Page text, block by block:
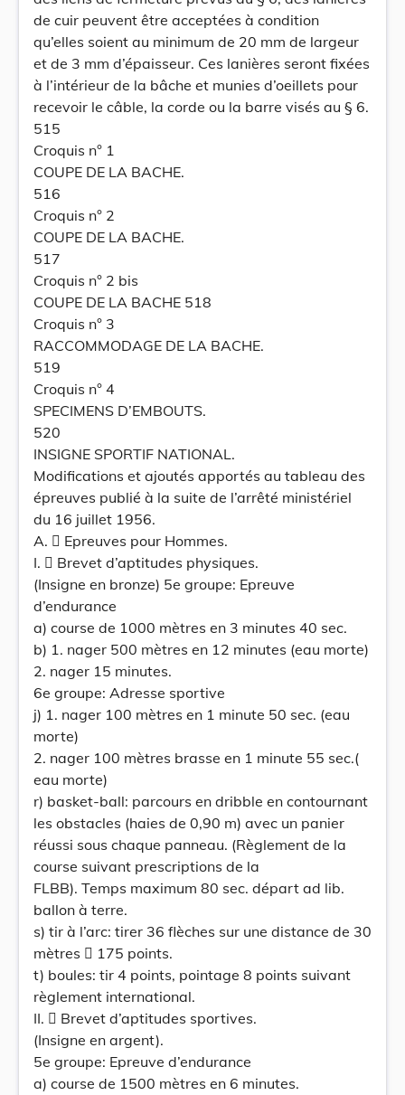
de cuir peuvent être acceptées à condition
qu’elles soient au minimum de 20 mm de largeur
et de 3 mm d’épaisseur. Ces lanières seront fixées
à l’intérieur de la bâche et munies d’oeillets pour
recevoir le câble, la corde ou la barre visés au § 6.
515
Croquis n° 1
COUPE DE LA BACHE.
516
Croquis n° 2
COUPE DE LA BACHE.
517
Croquis n° 2 bis
COUPE DE LA BACHE 518
Croquis n° 3
RACCOMMODAGE DE LA BACHE.
519
Croquis n° 4
SPECIMENS D’EMBOUTS.
520
INSIGNE SPORTIF NATIONAL.
Modifications et ajoutés apportés au tableau des
épreuves publié à la suite de l’arrêté ministériel
du 16 juillet 1956.
A.  Epreuves pour Hommes.
I.  Brevet d’aptitudes physiques.
(Insigne en bronze) 5e groupe: Epreuve
d’endurance
a) course de 1000 mètres en 3 minutes 40 sec.
b) 1. nager 500 mètres en 12 minutes (eau morte)
2. nager 15 minutes.
6e groupe: Adresse sportive
j) 1. nager 100 mètres en 1 minute 50 sec. (eau
morte)
2. nager 100 mètres brasse en 1 minute 55 sec.(
eau morte)
r) basket-ball: parcours en dribble en contournant
les obstacles (haies de 0,90 m) avec un panier
réussi sous chaque panneau. (Règlement de la
course suivant prescriptions de la
FLBB). Temps maximum 80 sec. départ ad lib.
ballon à terre.
s) tir à l’arc: tirer 36 flèches sur une distance de 30
mètres  175 points.
t) boules: tir 4 points, pointage 8 points suivant
règlement international.
II.  Brevet d’aptitudes sportives.
(Insigne en argent).
5e groupe: Epreuve d’endurance
a) course de 1500 mètres en 6 minutes.